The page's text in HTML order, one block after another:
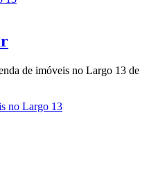
de imóveis no Largo 13 de
no Largo 13